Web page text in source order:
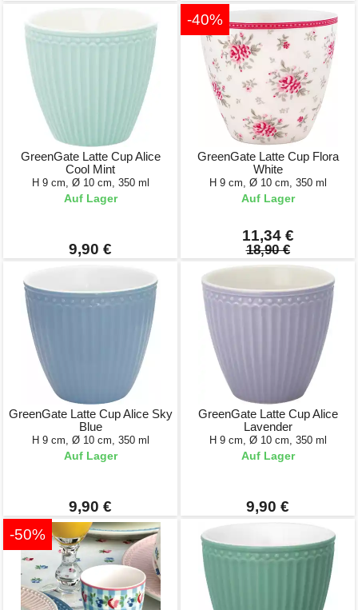
GreenGate Latte Cup Alice
Cool Mint
H 9 cm, Ø 10 cm, 350 ml
Auf Lager
9,90 €
-40%
GreenGate Latte Cup Flora
White
H 9 cm, Ø 10 cm, 350 ml
Auf Lager
11,34 €
18,90 €
GreenGate Latte Cup Alice Sky
Blue
H 9 cm, Ø 10 cm, 350 ml
Auf Lager
9,90 €
GreenGate Latte Cup Alice
Lavender
H 9 cm, Ø 10 cm, 350 ml
Auf Lager
9,90 €
-50%